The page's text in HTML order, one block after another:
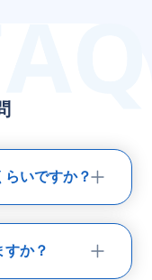
らいですか？
か？